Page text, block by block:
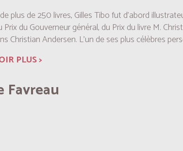
plus de 250 livres, Gilles Tibo fut d’abord
Prix du Gouverneur général, du Prix du livre M.
Christian Andersen. L’un de ses plus célèbres
PLUS >
Favreau